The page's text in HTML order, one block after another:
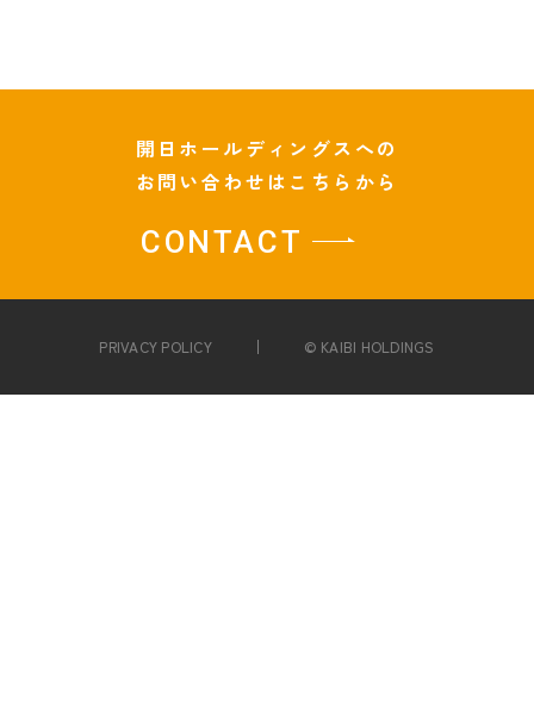
開日ホールディングスへの
お問い合わせはこちらから
CONTACT
PRIVACY POLICY © KAIBI HOLDINGS